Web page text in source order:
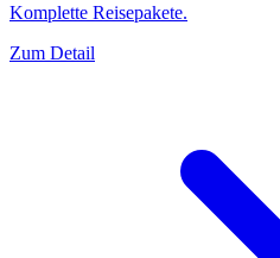
Komplette Reisepakete.
Zum Detail